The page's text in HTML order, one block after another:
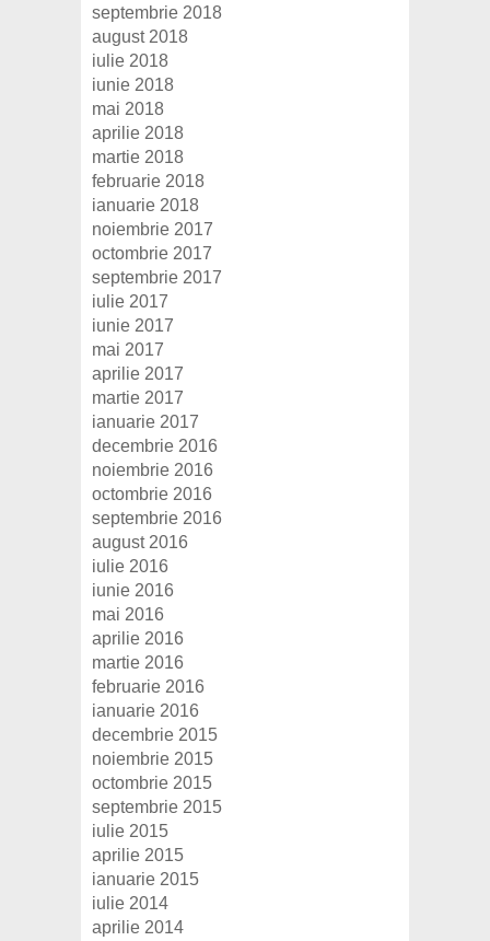
septembrie 2018
august 2018
iulie 2018
iunie 2018
mai 2018
aprilie 2018
martie 2018
februarie 2018
ianuarie 2018
noiembrie 2017
octombrie 2017
septembrie 2017
iulie 2017
iunie 2017
mai 2017
aprilie 2017
martie 2017
ianuarie 2017
decembrie 2016
noiembrie 2016
octombrie 2016
septembrie 2016
august 2016
iulie 2016
iunie 2016
mai 2016
aprilie 2016
martie 2016
februarie 2016
ianuarie 2016
decembrie 2015
noiembrie 2015
octombrie 2015
septembrie 2015
iulie 2015
aprilie 2015
ianuarie 2015
iulie 2014
aprilie 2014